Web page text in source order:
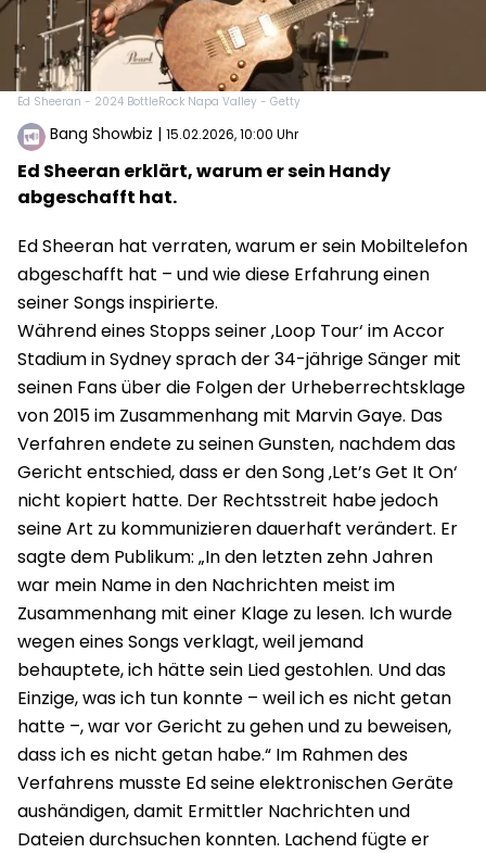
Ed Sheeran - 2024 BottleRock Napa Valley - Getty
Bang Showbiz | 15.02.2026, 10:00 Uhr
Ed Sheeran erklärt, warum er sein Handy
abgeschafft hat.
Ed Sheeran hat verraten, warum er sein Mobiltelefon
abgeschafft hat – und wie diese Erfahrung einen
seiner Songs inspirierte.
Während eines Stopps seiner ‚Loop Tour‘ im Accor
Stadium in Sydney sprach der 34-jährige Sänger mit
seinen Fans über die Folgen der Urheberrechtsklage
von 2015 im Zusammenhang mit Marvin Gaye. Das
Verfahren endete zu seinen Gunsten, nachdem das
Gericht entschied, dass er den Song ‚Let’s Get It On‘
nicht kopiert hatte. Der Rechtsstreit habe jedoch
seine Art zu kommunizieren dauerhaft verändert. Er
sagte dem Publikum: „In den letzten zehn Jahren
war mein Name in den Nachrichten meist im
Zusammenhang mit einer Klage zu lesen. Ich wurde
wegen eines Songs verklagt, weil jemand
behauptete, ich hätte sein Lied gestohlen. Und das
Einzige, was ich tun konnte – weil ich es nicht getan
hatte –, war vor Gericht zu gehen und zu beweisen,
dass ich es nicht getan habe.“ Im Rahmen des
Verfahrens musste Ed seine elektronischen Geräte
aushändigen, damit Ermittler Nachrichten und
Dateien durchsuchen konnten. Lachend fügte er